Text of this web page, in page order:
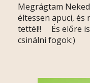
Megrágtam
éltessen apuci, és
tettél!! És előre is
csinálni fogok:)